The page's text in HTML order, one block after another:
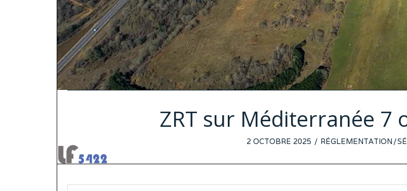
ZRT sur Méditerranée 7
POSTED
2 OCTOBRE 2025 22
2025
RÉGLEMENTATION /